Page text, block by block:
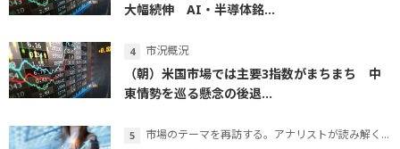
大幅続伸 AI・半導体銘...
市況概況
（朝）米国市場では主要3指数がまちまち 中
東情勢を巡る懸念の後退...
市場のテーマを再訪する。アナリストが読み解くテーマの本質